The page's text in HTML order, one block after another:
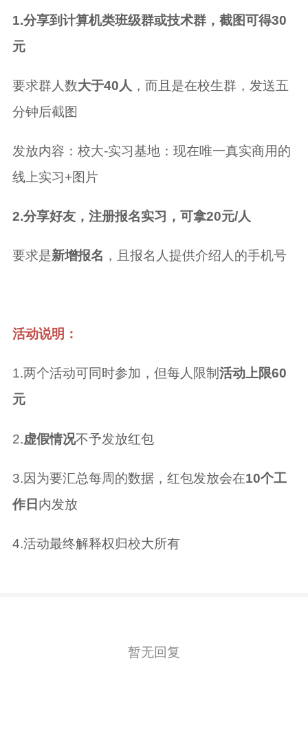
1.分享到计算机类班级群或技术群，截图可得30
元
要求群人数大于40人 ，而且是在校生群，发送五
分钟后截图
发放内容：校大-实习基地：现在唯一真实商用的
线上实习+图片
2.分享好友，注册报名实习，可拿20元/人
要求是新增报名 ，且报名人提供介绍人的手机号
活动说明：
1.两个活动可同时参加，但每人限制 活动上限60
元
2.虚假情况不予发放红包
3.因为要汇总每周的数据，红包发放会在10个工
作日 内发放
4.活动最终解释权归校大所有
暂无回复